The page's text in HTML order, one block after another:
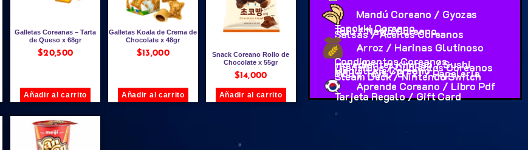
Galletas Coreanas – Tarta
de Queso x 68gr
$20,500
Añadir al carrito
Galletas Koala de Crema de
Chocolate x 48gr
$13,000
Añadir al carrito
Snack Coreano Rollo de
Chocolate x 55gr
$14,000
Añadir al carrito
Mandú Coreano / Gyozas
Topokki Coreano
Tofu / Natto Coreano
Salsas / Aceites Coreanos
Arroz / Harinas Glutinoso
Condimentos Coreanos
Ingredientes Kimbap / Sushi
Utensilios / Cubiertos Coreanos
Maquillaje Coreano
Molly Toys / BT21 / Papeleria
Steam Deck / Nintendo Switch
Aprende Coreano / Libro Pdf
Tarjeta Regalo / Gift Card